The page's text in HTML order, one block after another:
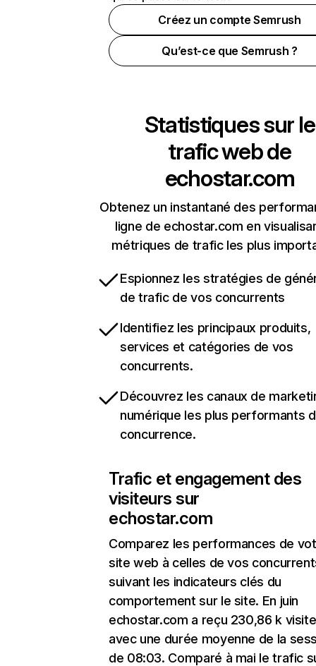
Créez un compte Semrush
Qu’est-ce que Semrush ?
Statistiques sur le
trafic web de
echostar.com
Obtenez un instantané des
ligne de echostar.com en
métriques de trafic les plus
Espionnez les stratégies de
de trafic de vos concurrents
Identifiez les principaux produits,
services et catégories de vos
concurrents.
Découvrez les canaux de
numérique les plus performants
concurrence.
Trafic et engagement des
visiteurs sur
echostar.com
Comparez les performances de
site web à celles de vos
suivant les indicateurs clés du
comportement sur le site. En juin
echostar.com a reçu 230,86 k
avec une durée moyenne de la
de 08:03. Comparé à mai le trafic